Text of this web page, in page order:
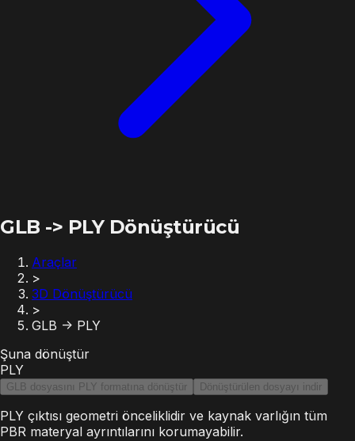
GLB -> PLY Dönüştürücü
Araçlar
>
3D Dönüştürücü
>
GLB -> PLY
Şuna dönüştür
PLY
GLB dosyasını PLY formatına dönüştür Dönüştürülen dosyayı indir
PLY çıktısı geometri önceliklidir ve kaynak varlığın tüm
PBR materyal ayrıntılarını korumayabilir.